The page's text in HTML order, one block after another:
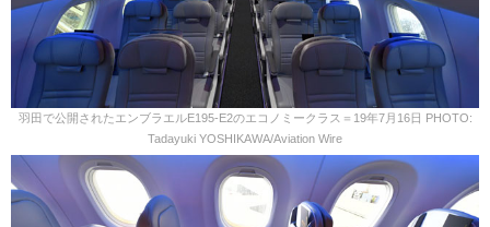
羽田で公開されたエンブラエルE195-E2のエコノミークラス＝19年7月16日 PHOTO:
Tadayuki YOSHIKAWA/Aviation Wire